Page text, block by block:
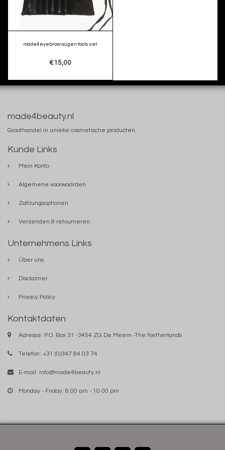
made4eyebrow augen tools set
€15,00
made4beauty.nl
Groothandel in unieke cosmetische producten
Kunde Links
Mein Konto
Algemene voorwaarden
Zahlungsoptionen
Verzenden & retourneren
Unternehmens Links
Über uns
Disclaimer
Privacy Policy
Kontaktdaten
Adresse: P.O. Box 31 -3454 ZG De Meern -The Netherlands
Telefon: +31 (0)347 84 03 74
E-mail: info@made4beauty.nl
Monday - Friday: 8:00 am - 10:00 pm